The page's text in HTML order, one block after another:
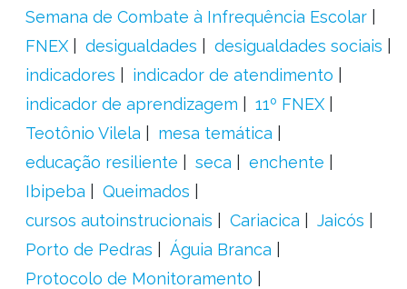
Semana de Combate à Infrequência Escolar
FNEX
desigualdades
desigualdades sociais
indicadores
indicador de atendimento
indicador de aprendizagem
11º FNEX
Teotônio Vilela
mesa temática
educação resiliente
seca
enchente
Ibipeba
Queimados
cursos autoinstrucionais
Cariacica
Jaicós
Porto de Pedras
Águia Branca
Protocolo de Monitoramento